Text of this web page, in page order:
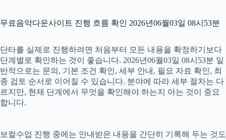
무료음악다운사이트 진행 흐름 확인 2026년06월03일 08시53분
단타를 실제로 진행하려면 처음부터 모든 내용을 확정하기보다
단계별로 확인하는 것이 좋습니다. 2026년06월03일 08시53분 일
반적으로는 문의, 기본 조건 확인, 세부 안내, 필요 자료 확인, 최
종 검토 순서로 이어질 수 있습니다. 분야에 따라 세부 절차는 다
르지만, 현재 단계에서 무엇을 확인해야 하는지 아는 것이 중요
합니다.
보컬수업 진행 중에는 안내받은 내용을 간단히 기록해 두는 것도